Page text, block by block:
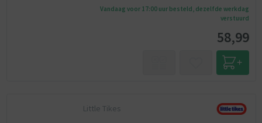
Vandaag voor 17:00 uur besteld, dezelfde werkdag
verstuurd
58,99
Little Tikes